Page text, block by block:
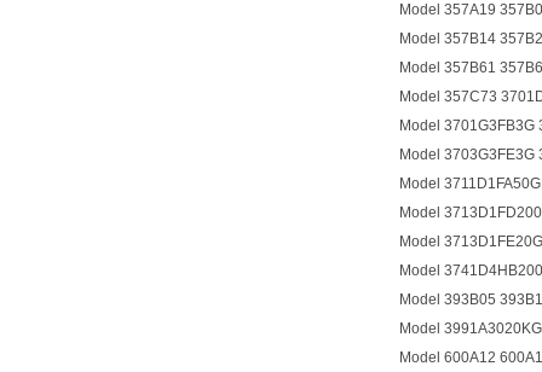
Model 357A19
Model 357B14
Model 357B61
Model 357C73
Model 3701G3FB3G
Model 3703G3FE3G
Model
Model
Model
Model
Model 393B05
Model
Model 600A12